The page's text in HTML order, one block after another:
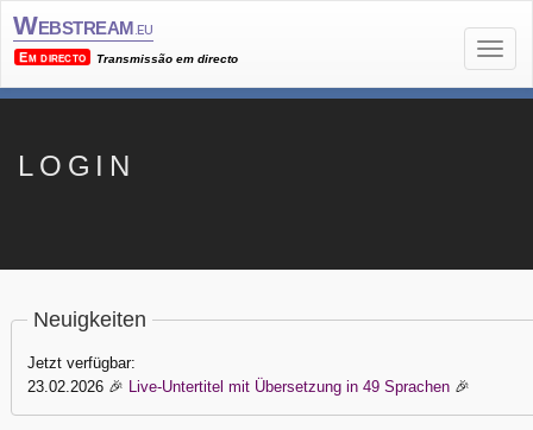
Webstream.eu
Em directo Transmissão em directo
LOGIN
Neuigkeiten
Jetzt verfügbar:
23.02.2026 🎉 Live-Untertitel mit Übersetzung in 49 Sprachen 🎉